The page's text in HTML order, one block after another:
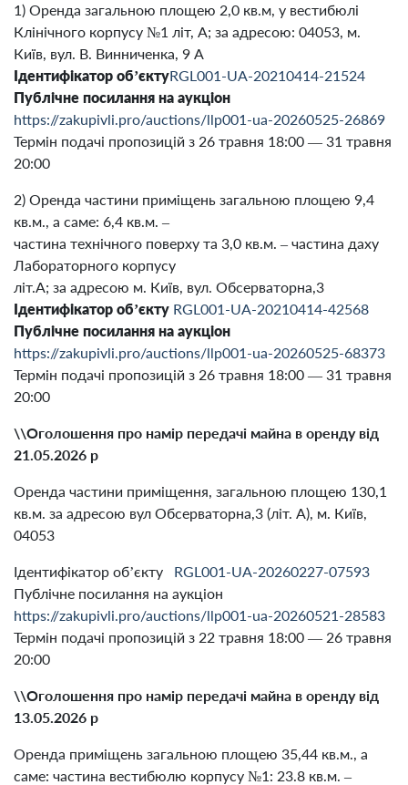
1) Оренда загальною площею 2,0 кв.м, у вестибюлі
Клінічного корпусу №1 літ, А; за адресою: 04053, м.
Київ, вул. В. Винниченка, 9 А
Ідентифікатор об’єктуRGL001-UA-20210414-21524
Публічне посилання на аукціон
https://zakupivli.pro/auctions/llp001-ua-20260525-26869
Термін подачі пропозицій з 26 травня 18:00 — 31 травня
20:00
2) Оренда частини приміщень загальною площею 9,4
кв.м., а саме: 6,4 кв.м. –
частина технічного поверху та 3,0 кв.м. – частина даху
Лабораторного корпусу
літ.А; за адресою м. Київ, вул. Обсерваторна,3
Ідентифікатор об’єкту RGL001-UA-20210414-42568
Публічне посилання на аукціон
https://zakupivli.pro/auctions/llp001-ua-20260525-68373
Термін подачі пропозицій з 26 травня 18:00 — 31 травня
20:00
\\Оголошення про намір передачі майна в оренду від
21.05.2026 р
Оренда частини приміщення, загальною площею 130,1
кв.м. за адресою вул Обсерваторна,3 (літ. А), м. Київ,
04053
Ідентифікатор об’єкту RGL001-UA-20260227-07593
Публічне посилання на аукціон
https://zakupivli.pro/auctions/llp001-ua-20260521-28583
Термін подачі пропозицій з 22 травня 18:00 — 26 травня
20:00
\\Оголошення про намір передачі майна в оренду від
13.05.2026 р
Оренда приміщень загальною площею 35,44 кв.м., а
саме: частина вестибюлю корпусу №1: 23.8 кв.м. –